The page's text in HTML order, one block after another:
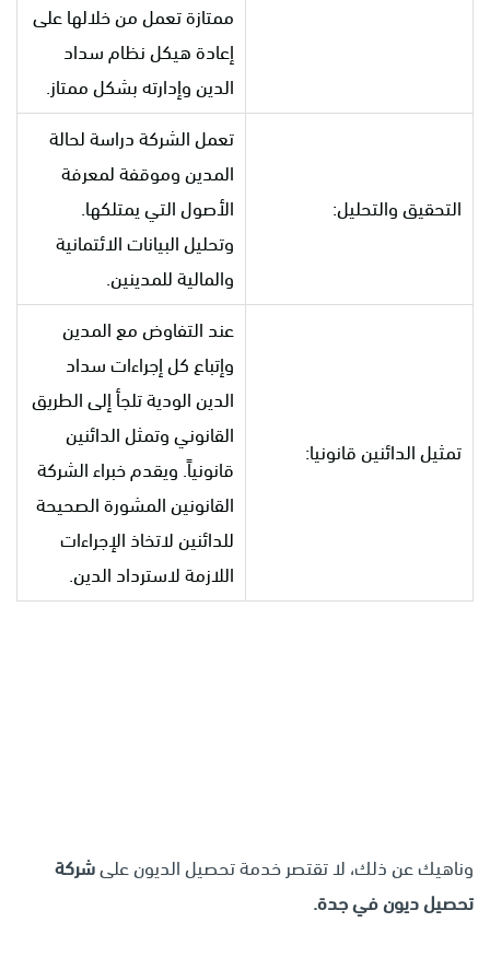
ممتازة تعمل من خلالها على
إعادة هيكل نظام سداد
الدين وإدارته بشكل ممتاز.
التحقيق والتحليل:
تعمل الشركة دراسة لحالة
المدين وموقفة لمعرفة
الأصول التي يمتلكها.
وتحليل البيانات الائتمانية
والمالية للمدينين.
تمثيل الدائنين قانونيا:
عند التفاوض مع المدين
وإتباع كل إجراءات سداد
الدين الودية تلجأ إلى الطريق
القانوني وتمثل الدائنين
قانونياً. ويقدم خبراء الشركة
القانونين المشورة الصحيحة
للدائنين لاتخاذ الإجراءات
اللازمة لاسترداد الدين.
وناهيك عن ذلك، لا تقتصر خدمة تحصيل الديون علىشركة
تحصيل ديون في جدة.